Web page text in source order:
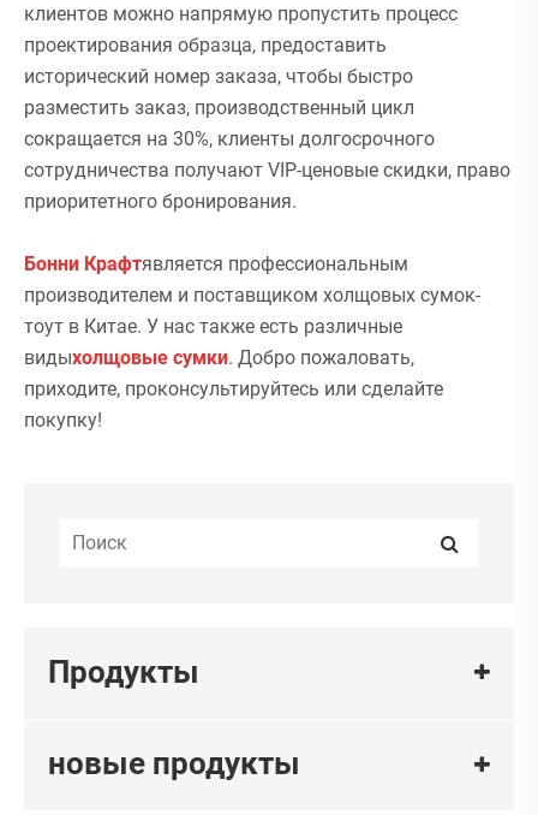
клиентов можно напрямую пропустить процесс
проектирования образца, предоставить
исторический номер заказа, чтобы быстро
разместить заказ, производственный цикл
сокращается на 30%, клиенты долгосрочного
сотрудничества получают VIP-ценовые скидки, право
приоритетного бронирования.
Бонни Крафтявляется профессиональным
производителем и поставщиком холщовых сумок-
тоут в Китае. У нас также есть различные
видыхолщовые сумки. Добро пожаловать,
приходите, проконсультируйтесь или сделайте
покупку!
Продукты
новые продукты